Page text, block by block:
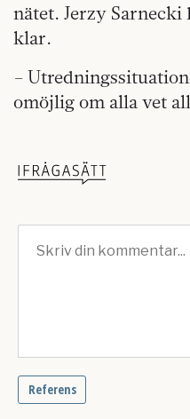
nätet. Jerzy
klar.
–
omöjlig om alla vet